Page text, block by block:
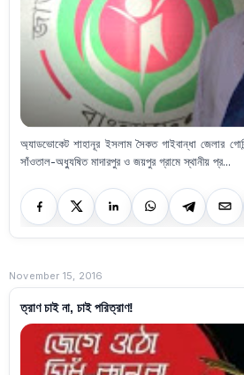
অ্যাডভোকেট শাহানূর ইসলাম সৈকত গাইবান্ধা জেলার গোবিন্দগঞ্জ উপজেলার সাহেবগঞ্জ এলাকার
সাঁওতাল-অধ্যুষিত মাদারপুর ও জয়পুর গ্রামে স্থানীয় প্র...
November 15, 2016
ত্রাণ চাই না, চাই পরিত্রাণ!